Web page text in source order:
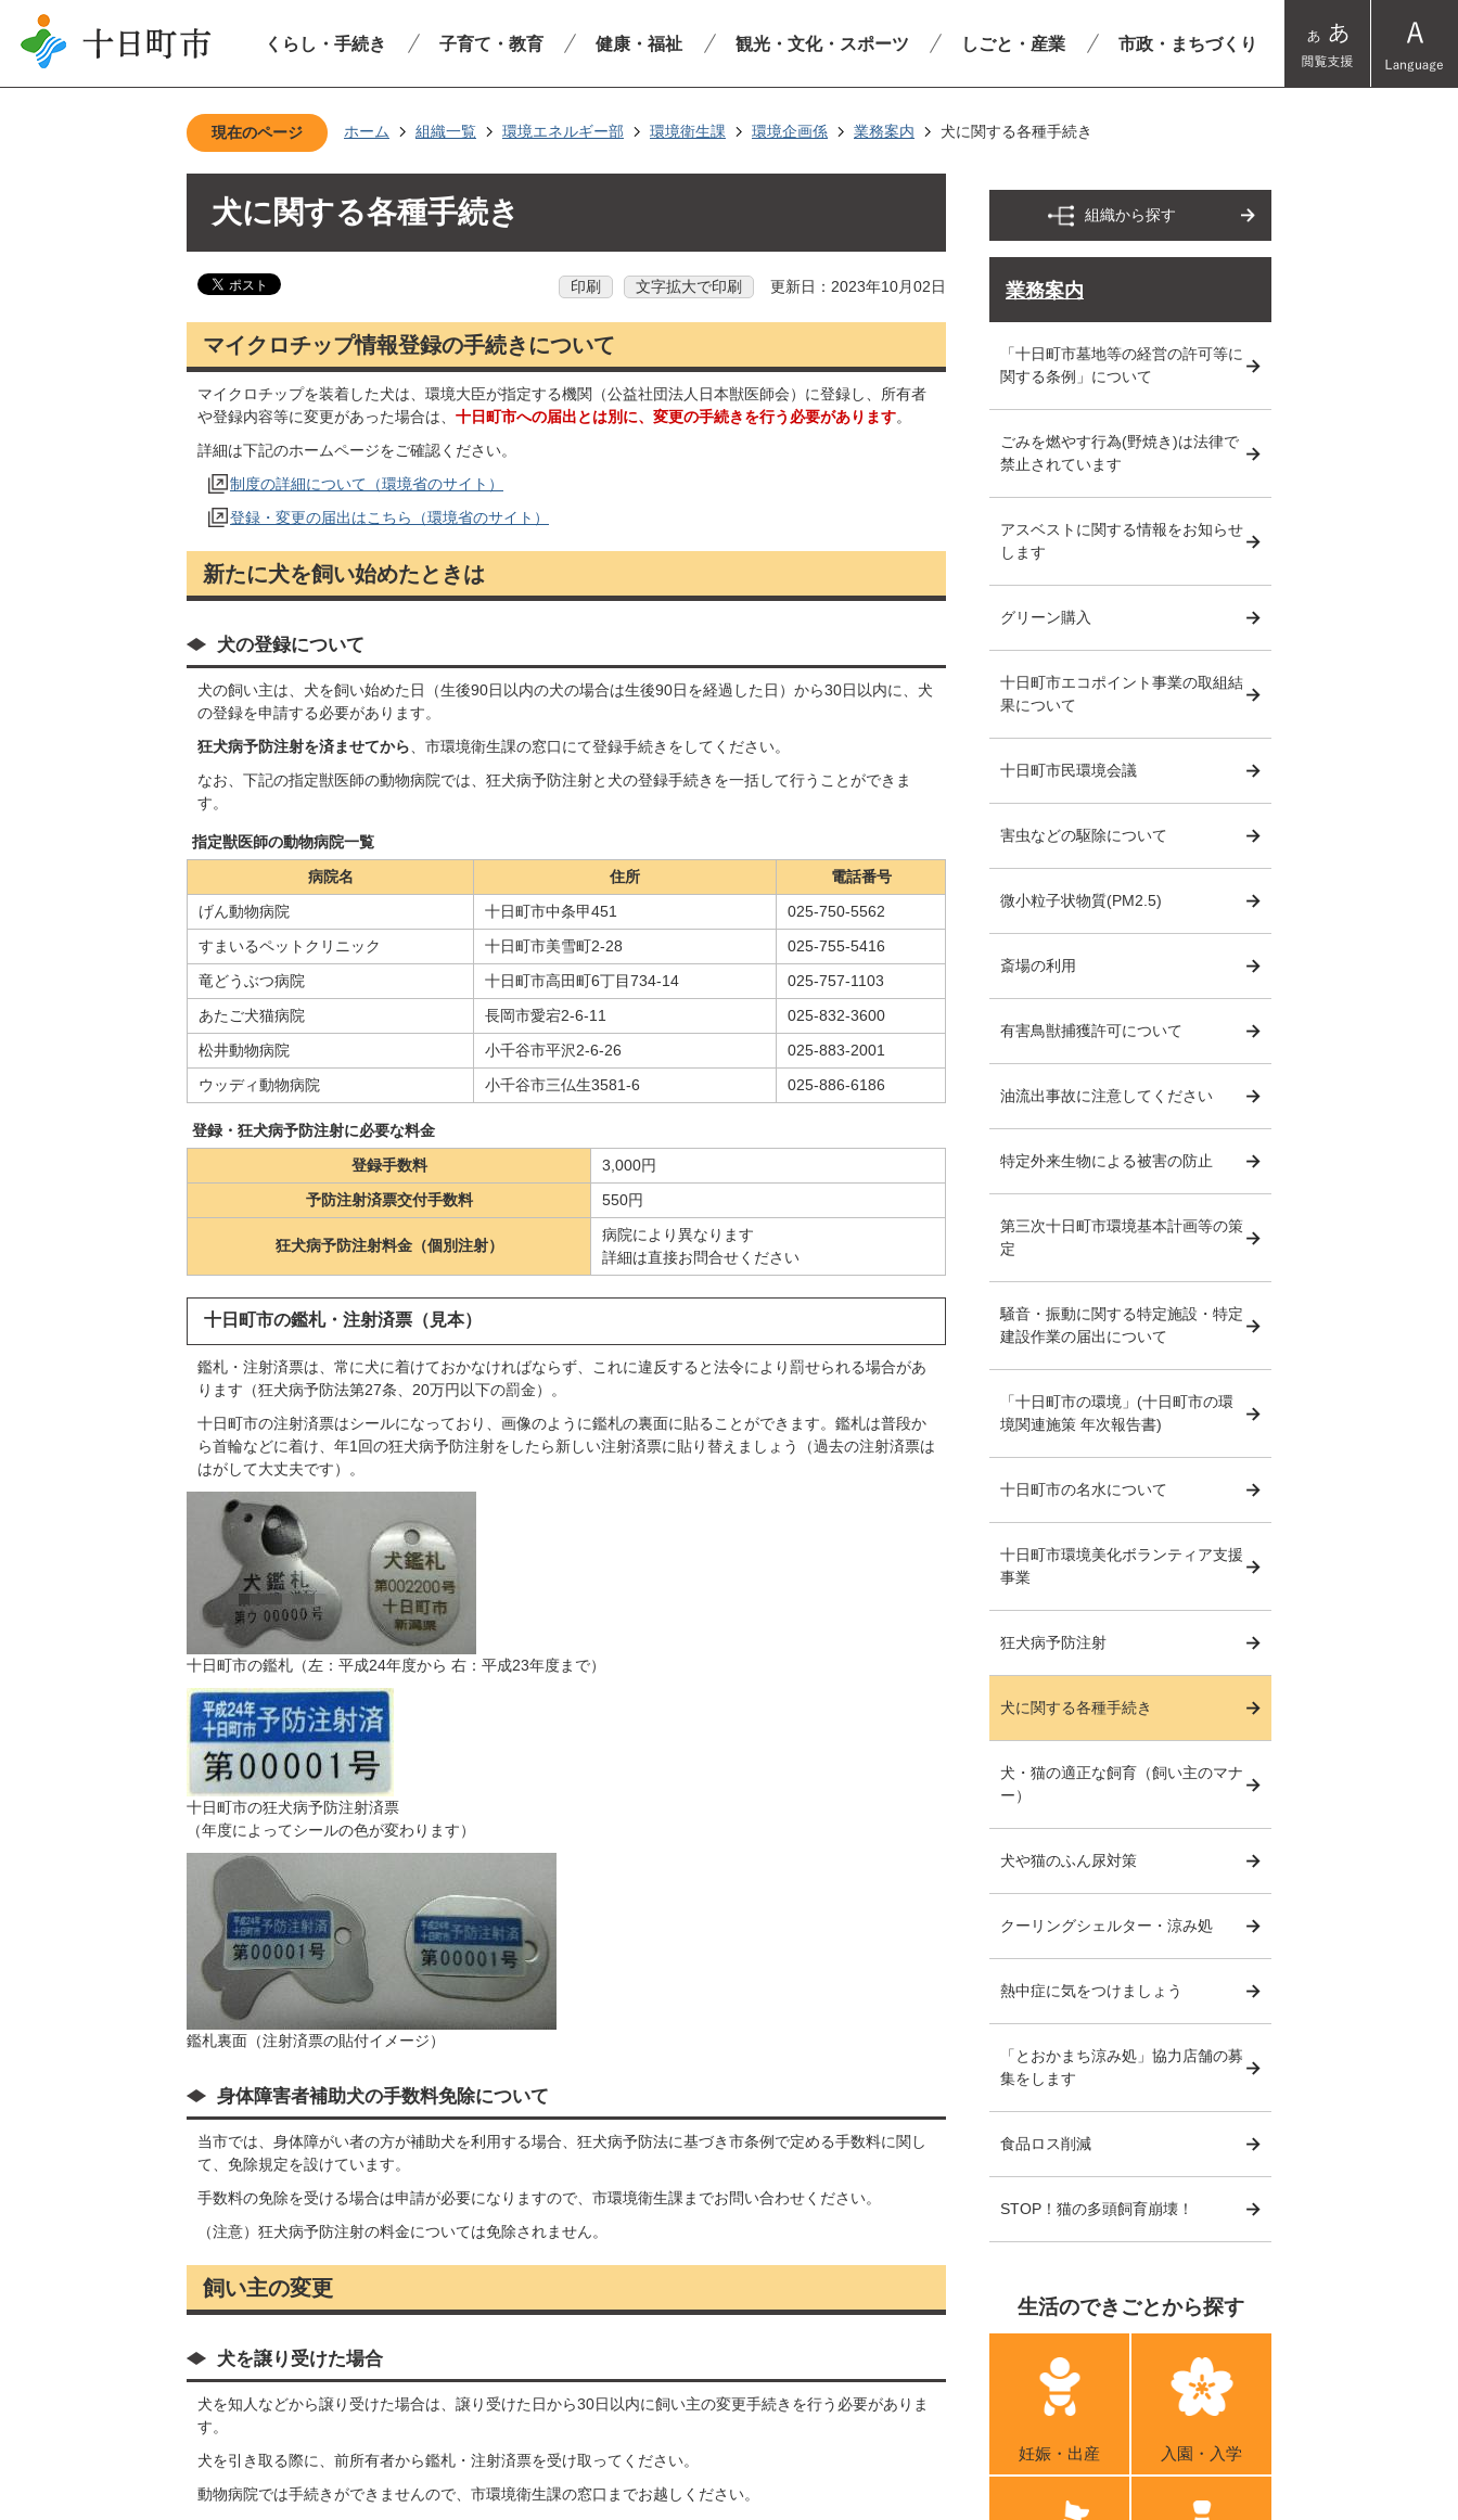
くらし・手続き 子育て・教育 健康・福祉 観光・文化・スポーツ しごと・産業 市政・まちづくり
現在のページ ホーム 組織一覧 環境エネルギー部 環境衛生課 環境企画係 業務案内 犬に関する各種手続き
犬に関する各種手続き
印刷 文字拡大で印刷 更新日：2023年10月02日
マイクロチップ情報登録の手続きについて
マイクロチップを装着した犬は、環境大臣が指定する機関（公益社団法人日本獣医師会）に登録し、所有者
や登録内容等に変更があった場合は、 十日町市への届出とは別に、変更の手続きを行う必要があります。
詳細は下記のホームページをご確認ください。
制度の詳細について（環境省のサイト）
登録・変更の届出はこちら（環境省のサイト）
新たに犬を飼い始めたときは
犬の登録について
犬の飼い主は、犬を飼い始めた日（生後90日以内の犬の場合は生後90日を経過した日）から30日以内に、犬
の登録を申請する必要があります。
狂犬病予防注射を済ませてから 、市環境衛生課の窓口にて登録手続きをしてください。
なお、下記の指定獣医師の動物病院では、狂犬病予防注射と犬の登録手続きを一括して行うことができま
す。
指定獣医師の動物病院一覧
病院名
住所
電話番号
げん動物病院
十日町市中条甲451
025-750-5562
すまいるペットクリニック
十日町市美雪町2-28
025-755-5416
竜どうぶつ病院
十日町市高田町6丁目734-14
025-757-1103
あたご犬猫病院
長岡市愛宕2-6-11
025-832-3600
松井動物病院
小千谷市平沢2-6-26
025-883-2001
ウッディ動物病院
小千谷市三仏生3581-6 025-886-6186
登録・狂犬病予防注射に必要な料金
登録手数料
3,000円
予防注射済票交付手数料
550円
狂犬病予防注射料金（個別注射）
病院により異なります
詳細は直接お問合せください
十日町市の鑑札・注射済票（見本）
鑑札・注射済票は、常に犬に着けておかなければならず、これに違反すると法令により罰せられる場合があ
ります（狂犬病予防法第27条、20万円以下の罰金）。
十日町市の注射済票はシールになっており、画像のように鑑札の裏面に貼ることができます。鑑札は普段か
ら首輪などに着け、年1回の狂犬病予防注射をしたら新しい注射済票に貼り替えましょう（過去の注射済票は
はがして大丈夫です）。
十日町市の鑑札（左：平成24年度から 右：平成23年度まで）
十日町市の狂犬病予防注射済票
（年度によってシールの色が変わります）
鑑札裏面（注射済票の貼付イメージ）
身体障害者補助犬の手数料免除について
当市では、身体障がい者の方が補助犬を利用する場合、狂犬病予防法に基づき市条例で定める手数料に関し
て、免除規定を設けています。
手数料の免除を受ける場合は申請が必要になりますので、市環境衛生課までお問い合わせください。
（注意）狂犬病予防注射の料金については免除されません。
飼い主の変更
犬を譲り受けた場合
犬を知人などから譲り受けた場合は、譲り受けた日から30日以内に飼い主の変更手続きを行う必要がありま
す。
犬を引き取る際に、前所有者から鑑札・注射済票を受け取ってください。
動物病院では手続きができませんので、市環境衛生課の窓口までお越しください。
組織から探す
業務案内
「十日町市墓地等の経営の許可等に
関する条例」について
ごみを燃やす行為(野焼き)は法律で
禁止されています
アスベストに関する情報をお知らせ
します
グリーン購入
十日町市エコポイント事業の取組結
果について
十日町市民環境会議
害虫などの駆除について
微小粒子状物質(PM2.5)
斎場の利用
有害鳥獣捕獲許可について
油流出事故に注意してください
特定外来生物による被害の防止
第三次十日町市環境基本計画等の策
定
騒音・振動に関する特定施設・特定
建設作業の届出について
「十日町市の環境」(十日町市の環
境関連施策 年次報告書)
十日町市の名水について
十日町市環境美化ボランティア支援
事業
狂犬病予防注射
犬に関する各種手続き
犬・猫の適正な飼育（飼い主のマナ
ー）
犬や猫のふん尿対策
クーリングシェルター・涼み処
熱中症に気をつけましょう
「とおかまち涼み処」協力店舗の募
集をします
食品ロス削減
STOP！猫の多頭飼育崩壊！
生活のできごとから探す
妊娠・出産 入園・入学